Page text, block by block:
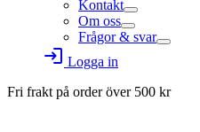
Kontakt
Om oss
Frågor & svar
login Logga in
Fri frakt på order över 500 kr